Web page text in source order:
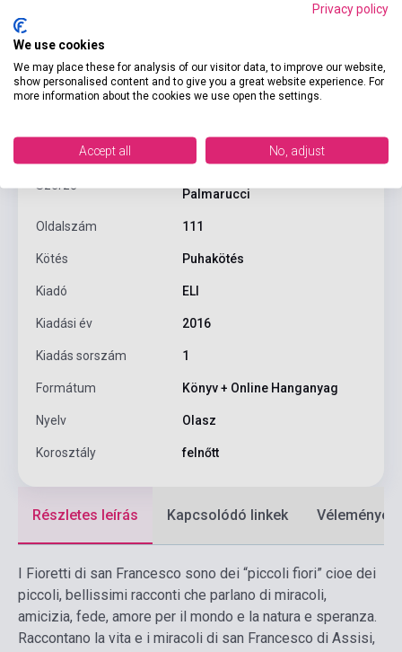
Termékjellemzők
9788853621092
Szerző
Palmarucci
Oldalszám 111
Kötés Puhakötés
Kiadó ELI
Kiadási év 2016
Kiadás sorszám 1
Formátum Könyv + Online Hanganyag
Nyelv Olasz
Korosztály felnőtt
Részletes leírás Kapcsolódó linkek Vélemények
I Fioretti di san Francesco sono dei “piccoli fiori” cioe dei
piccoli, bellissimi racconti che parlano di miracoli,
amicizia, fede, amore per il mondo e la natura e speranza.
Raccontano la vita e i miracoli di san Francesco di Assisi,
Privacy policy
We use cookies
We may place these for analysis of our visitor data, to improve our website,
show personalised content and to give you a great website experience. For
more information about the cookies we use open the settings.
Accept all No, adjust